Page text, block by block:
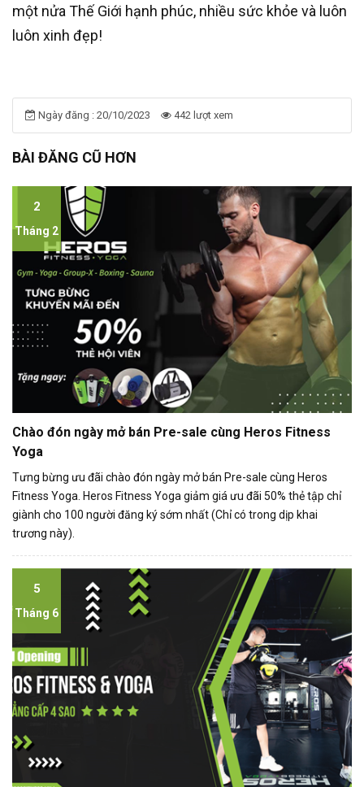
một nửa Thế Giới hạnh phúc, nhiều sức khỏe và luôn
luôn xinh đẹp!
Ngày đăng : 20/10/2023 442 lượt xem
BÀI ĐĂNG CŨ HƠN
2
Tháng 2
Chào đón ngày mở bán Pre-sale cùng Heros Fitness
Yoga
Tưng bừng ưu đãi chào đón ngày mở bán Pre-sale cùng Heros
Fitness Yoga. Heros Fitness Yoga giảm giá ưu đãi 50% thẻ tập chỉ
giành cho 100 người đăng ký sớm nhất (Chỉ có trong dịp khai
trương này).
5
Tháng 6